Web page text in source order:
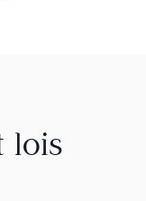
lois